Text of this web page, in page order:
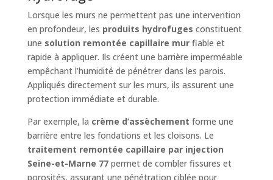
Lorsque les murs ne permettent pas une intervention
en profondeur, les produits hydrofuges constituent
une solution remontée capillaire murfiable et
rapide à appliquer. Ils créent une barrière imperméable
empêchant l’humidité de pénétrer dans les parois.
Appliqués directement sur les murs, ils assurent une
protection immédiate et durable.
Par exemple, la crème d’assèchement forme une
barrière entre les fondations et les cloisons. Le
traitement remontée capillaire par injection
Seine-et-Marne 77permet de combler fissures et
porosités, assurant une pénétration ciblée pour